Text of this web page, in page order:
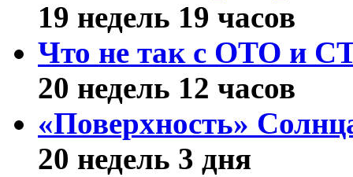
19 недель 19 часов
Что не так с ОТО и
20 недель 12 часов
«Поверхность»
20 недель 3 дня